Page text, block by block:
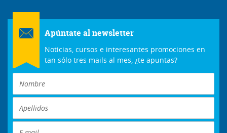
Apúntate al newsletter
Noticias, cursos e interesantes promociones en
tan sólo tres mails al mes, ¿te apuntas?